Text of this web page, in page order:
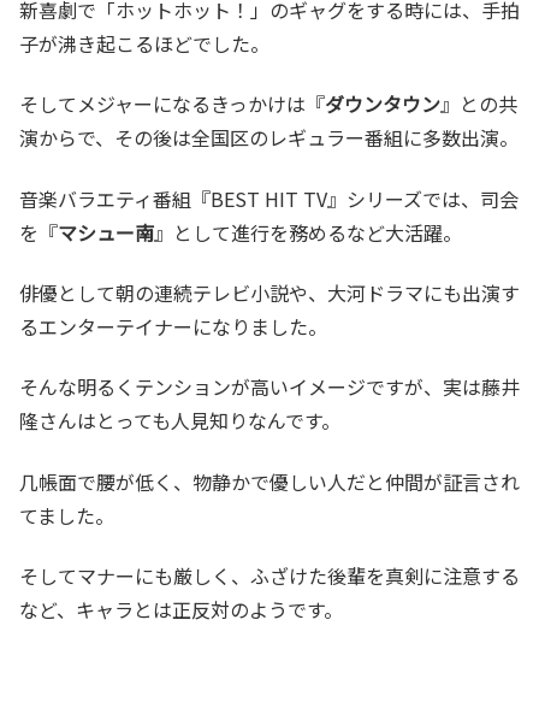
新喜劇で「ホットホット！」のギャグをする時には、手拍
子が沸き起こるほどでした。
そしてメジャーになるきっかけは『ダウンタウン』との共
演からで、その後は全国区のレギュラー番組に多数出演。
音楽バラエティ番組『BEST HIT TV』シリーズでは、司会
を『マシュー南』として進行を務めるなど大活躍。
俳優として朝の連続テレビ小説や、大河ドラマにも出演す
るエンターテイナーになりました。
そんな明るくテンションが高いイメージですが、実は藤井
隆さんはとっても人見知りなんです。
几帳面で腰が低く、物静かで優しい人だと仲間が証言され
てました。
そしてマナーにも厳しく、ふざけた後輩を真剣に注意する
など、キャラとは正反対のようです。